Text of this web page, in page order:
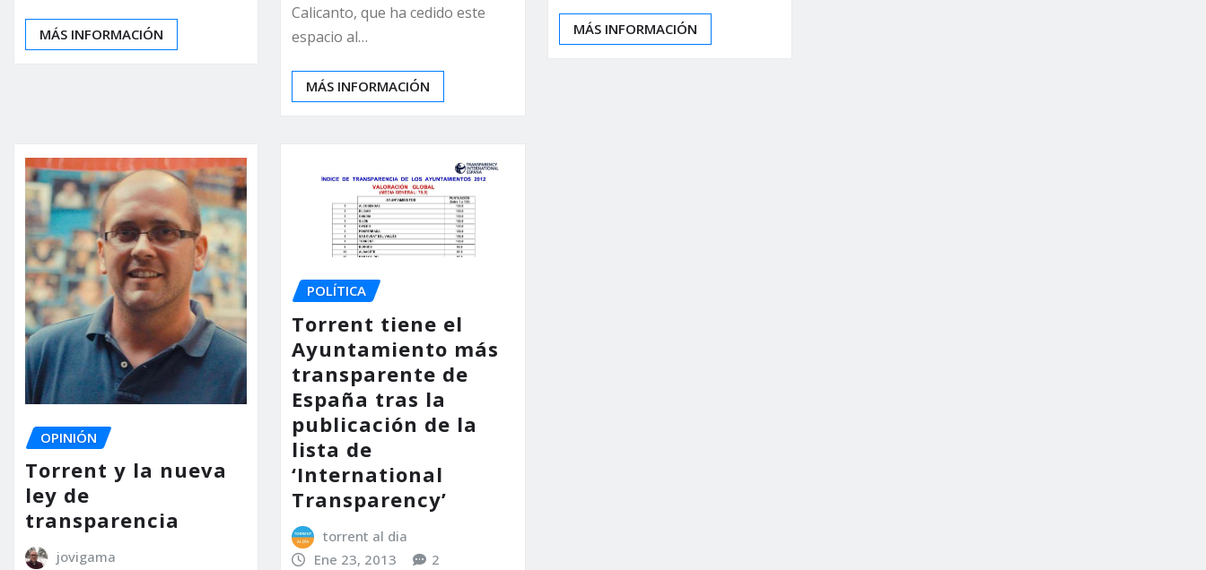
MÁS INFORMACIÓN
Calicanto, que ha cedido este
espacio al…
MÁS INFORMACIÓN
MÁS INFORMACIÓN
OPINIÓN
Torrent y la nueva
ley de
transparencia
jovigama
POLÍTICA
Torrent tiene el
Ayuntamiento más
transparente de
España tras la
publicación de la
lista de
‘International
Transparency’
torrent al dia
Ene 23, 2013
2